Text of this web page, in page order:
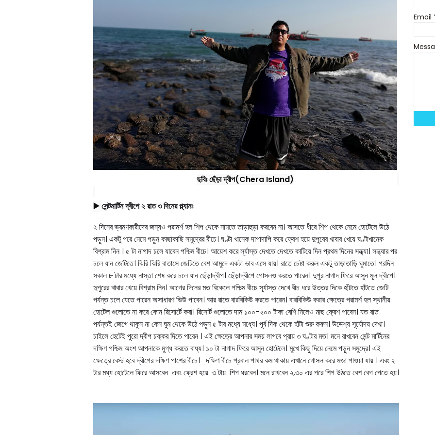
ছবিঃ ছেঁড়া দ্বীপ(Chera Island)
▶️ সেন্টমার্টিন দ্বীপে২ রাত ৩ দিনের প্ল্যানঃ
২ দিনের ভ্রমণকারীদের জন্যও পরামর্শ হল শিপ থেকে নামতে তাড়াহুড়া করবেন না। আসতে ধীরে শিপ থেকে নেমে হোটেলে উঠে
পড়ুন। একটু পরে নেমে পড়ুন কাছাকাছি সমুদ্রের বীচে। ঘণ্টা খানেক দাপাদাপি করে ফ্রেশ হয়ে দুপুরের খাবার খেয়ে ঘণ্টাখানেক
বিশ্রাম নিন । ৫ টা নাগাদ চলে যাবেন পশ্চিম বীচে। আয়েশ করে সূর্যাস্ত দেখতে দেখতে কাটিয়ে দিন প্রথম দিনের সন্ধ্যা। সন্ধ্যার পর
চলে যান জেটিতে। ঝিরি ঝিরি বাতাসে জেটিতে বেশ আমুদে একটা ভাব এসে যায়। রাতে চেষ্টা করুন একটু তাড়াতাড়ি ঘুমাতে। পরদিন
সকাল ৮ টার মধ্যে নাস্তা শেষ করে চলে যান ছেঁড়াদ্বীপ। ছেঁড়াদ্বীপে গোসলও করতে পারেন। দুপুর নাগাদ ফিরে আসুন মূল দ্বীপে।
দুপুরের খাবার খেয়ে বিশ্রাম নিন। আগের দিনের মত বিকেলে পশ্চিম বীচে সূর্যাস্ত দেখে বীচ ধরে উত্তর দিকে হাঁটতে হাঁটতে জেটি
পর্যন্ত চলে যেতে পারেন অসাধারণ ভিউ পাবেন। আর রাতে বারবিকিউ করতে পারেন। বারবিকিউ করার ক্ষেত্রে পরামর্শ হল স্থানীয়
হোটেল গুলোতে না করে কোন রিসোর্টে করা। রিসোর্ট গুলোতে দাম ১০০-২০০ টাকা বেশি নিলেও মাছ ফ্রেশ পাবেন। যত রাত
পর্যন্তই জেগে থাকুন না কেন ঘুম থেকে উঠে পড়ুন ৫ টার মধ্যে মধ্যে। পূর্ব দিক থেকে হাঁটা শুরু করুন। উদ্দেশ্য সূর্যোদয় দেখা।
চাইলে হেটেই পুরো দ্বীপ চক্কর দিতে পারেন । এই ক্ষেত্রে আপনার সময় লাগবে প্রায় ৩ ঘণ্টার মত। মনে রাখবেন সেন্ট মার্টিনের
দক্ষিণ পশ্চিম অংশ আপনাকে মুগ্ধ করতে বাধ্য। ১০ টা নাগাদ ফিরে আসুন হোটেলে। মুখে কিছু দিয়ে নেমে পড়ুন সমুদ্রে। এই
ক্ষেত্রে বেস্ট হবে দ্বীপের দক্ষিণ পাশের বীচে। দক্ষিণ বীচে প্রবাল পাথর কম থাকায় এখানে গোসল করে মজা পাওয়া যায় । এবং ২
টার মধ্য হোটেলে ফিরে আসবেন এবং ফ্রেশ হয়ে ৩ টায় শিপ ধরবেন। মনে রাখবেন ২.৩০ এর পরে শিপ উঠতে বেশ বেগ পেতে হয়।
Email